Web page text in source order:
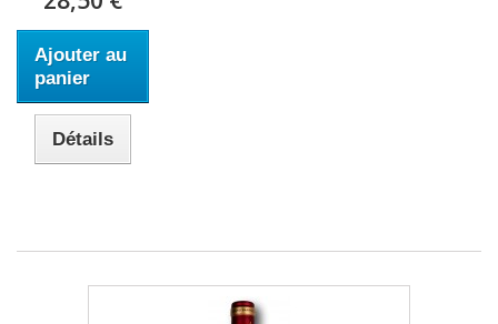
Ajouter au
panier
Détails